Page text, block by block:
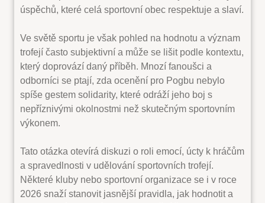
úspěchů, které celá sportovní obec respektuje a slaví.
Ve světě sportu je však pohled na hodnotu a význam
trofejí často subjektivní a může se lišit podle kontextu,
který doprovází daný příběh. Mnozí fanoušci a
odborníci se ptají, zda ocenění pro Pogbu nebylo
spíše gestem solidarity, které odráží jeho boj s
nepříznivými okolnostmi než skutečným sportovním
výkonem.
Tato otázka otevírá diskuzi o roli emocí, úcty k hráčům
a spravedlnosti v udělování sportovních trofejí.
Některé kluby nebo sportovní organizace se i v roce
2026 snaží stanovit jasnější pravidla, jak hodnotit a